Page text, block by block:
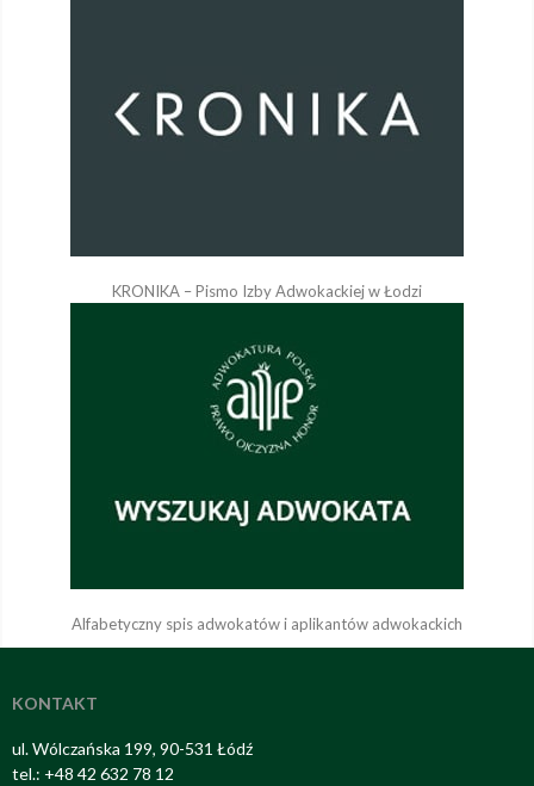
KRONIKA – Pismo Izby Adwokackiej w Łodzi
Alfabetyczny spis adwokatów i aplikantów adwokackich
KONTAKT
ul. Wólczańska 199, 90-531 Łódź
tel.: +48 42 632 78 12